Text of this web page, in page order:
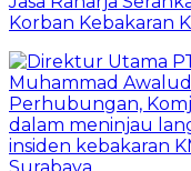
Korban Kebakaran